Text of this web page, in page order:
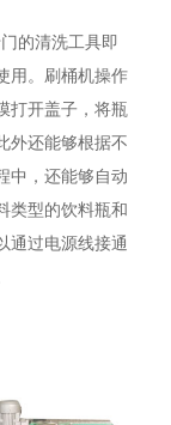
的清洗工具即
用。刷桶机操作
打开盖子，将瓶
外还能够根据不
中，还能够自动
类型的饮料瓶和
通过电源线接通